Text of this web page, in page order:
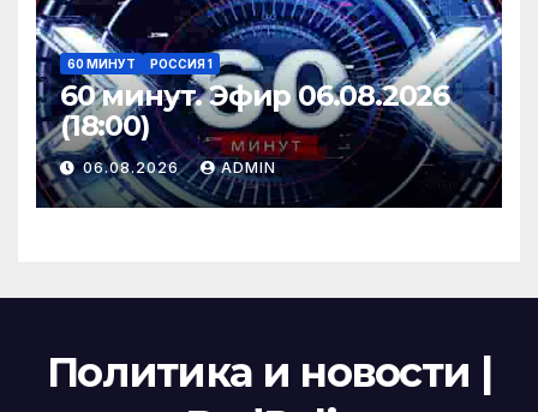
60 МИНУТ РОССИЯ 1
60 минут. Эфир 06.08.2026
(18:00)
06.08.2026 ADMIN
Политика и новости |